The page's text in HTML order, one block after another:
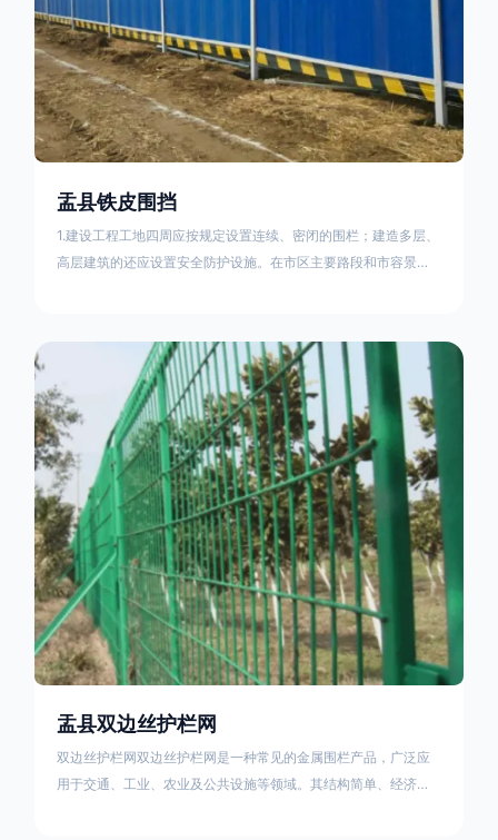
盂县铁皮围挡
1.建设工程工地四周应按规定设置连续、密闭的围栏；建造多层、
高层建筑的还应设置安全防护设施。在市区主要路段和市容景观
料应保证围栏稳固、整洁、美观。市政工程项目工地，可按工程
进度分段设置围栏或按规定使用统一的连续性护栏设施。施工单
位不得在工地围栏外堆放建筑材料、垃圾和工程渣土。在
盂县双边丝护栏网
双边丝护栏网双边丝护栏网是一种常见的金属围栏产品，广泛应
用于交通、工业、农业及公共设施等领域。其结构简单、经济实